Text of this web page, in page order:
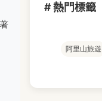
# 熱門標籤
阿里山旅遊